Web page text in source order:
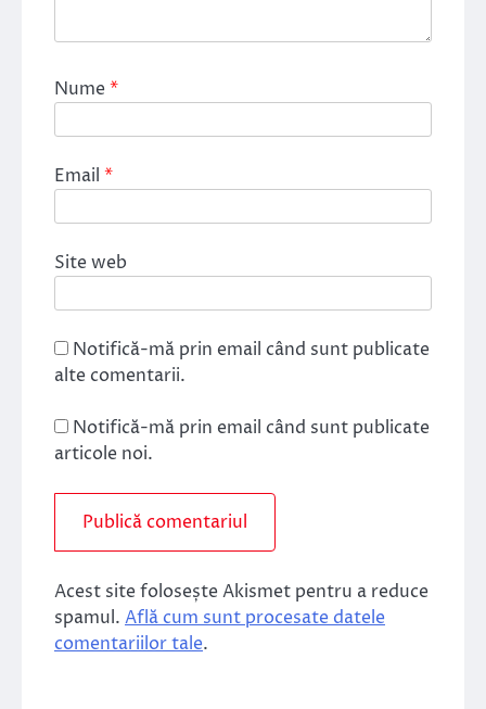
Nume*
Email *
Site web
Notifică-mă prin email când sunt publicate
alte comentarii.
Notifică-mă prin email când sunt publicate
articole noi.
Acest site folosește Akismet pentru a reduce
spamul. Află cum sunt procesate datele
comentariilor tale.